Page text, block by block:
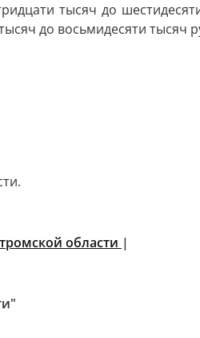
тысяч до
до восьмидесяти
области |